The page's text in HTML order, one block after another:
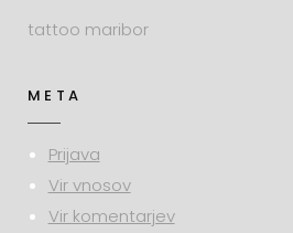
tattoo maribor
META
Prijava
Vir vnosov
Vir komentarjev